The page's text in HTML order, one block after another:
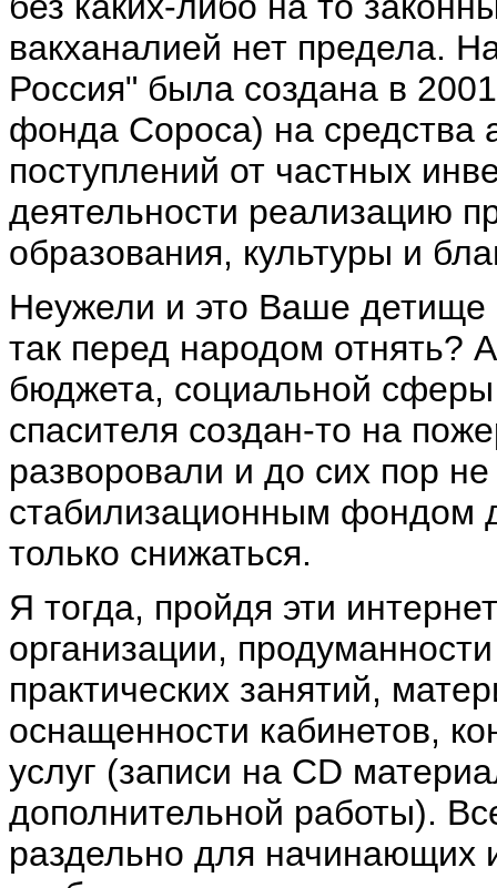
вакханалией нет предела.
Россия" была создана в
фонда Сороса) на
поступлений от частных
деятельности реализацию
образования, культуры и
Неужели и это Ваше детище
так перед народом отнять?
бюджета, социальной
спасителя создан-то на
разворовали и до сих пор
стабилизационным фондом
только снижаться.
Я тогда, пройдя эти
организации,
практических занятий,
оснащенности кабинетов,
услуг (записи на CD
дополнительной работы).
раздельно для начинающих